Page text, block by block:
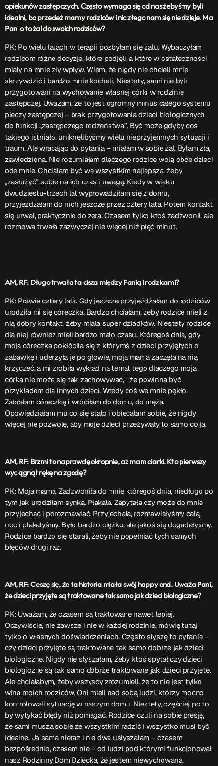
opiekunów zastępczych. Często wymaga się od nas żebyśmy byli
idealni, bo przecież mamy rodziców i nic złego nam się nie dzieje. Ma
Pani o to żal do swoich rodziców?
PK: Po wielu latach w terapii pozbyłam się żalu. Wybaczyłam
rodzicom różne decyzje, które podjęli, a które w ostateczności
miały na mnie zły wpływ. Wiem, że nigdy nie chcieli mnie
skrzywdzić i bardzo mnie kochali. Niestety, sami nie byli
przygotowani na wychowanie własnej córki w rodzinie
zastępczej. Uważam, że to jest ogromny minus całego systemu
pieczy zastępczej – brak przygotowania dzieci biologicznych
do funkcji „zastępczego rodzeństwa”. Być może gdyby coś
takiego istniało, uniknęlibyśmy wielu nieprzyjemnych sytuacji i
traum. Ale wracając do pytania – miałam w sobie żal. Byłam zła,
zawiedziona. Nie rozumiałam dlaczego rodzice wolą obce dzieci
ode mnie. Chciałam być we wszystkim najlepsza, żeby
„zasłużyć” sobie na ich czas i uwagę. Kiedy w wieku
dwudziestu-trzech lat wyprowadziłam się z domu,
przyjeżdżałam do nich jeszcze przez cztery lata. Potem kontakt
się urwał, praktycznie do zera. Czasem tylko ktoś zadzwonił, ale
rozmowa trwała zazwyczaj nie więcej niż pięć minut.
AM, RF: Długo trwała ta cisza między Panią i rodzicami?
PK: Prawie cztery lata. Gdy jeszcze przyjeżdżałam do rodziców
urodziła mi się córeczka. Bardzo chciałam, żeby rodzice mieli z
nią dobry kontakt, żeby miała super dziadków. Niestety rodzice
dla niej również mieli bardzo mało czasu. Któregoś dnia, gdy
moja córeczka pokłóciła się z którymś z dzieci przyjętych o
zabawkę i uderzyła je po głowie, moja mama zaczęła na nią
krzyczeć, a mi zrobiła wykład na temat tego dlaczego moja
córka nie może się tak zachowywać, i że powinna być
przykładem dla innych dzieci. Wtedy coś we mnie pękło.
Zabrałam córeczkę i wróciłam do domu, do męża.
Opowiedziałam mu co się stało i obiecałam sobie, że nigdy
więcej nie pozwolę, aby moje dzieci przeżywały to samo co ja.
AM, RF: Brzmi to naprawdę okropnie, aż mam ciarki. Kto pierwszy
wyciągnął rękę na zgodę?
PK: Moja mama. Zadzwoniła do mnie któregoś dnia, niedługo po
tym jak urodziłam synka. Płakała. Zapytała czy może do mnie
przyjechać i porozmawiać. Przyjechała, rozmawiałyśmy całą
noc i płakałyśmy. Było bardzo ciężko, ale jakoś się dogadałyśmy.
Rodzice bardzo się starali, żeby nie popełniać tych samych
błędów drugi raz.
AM, RF: Cieszę się, że ta historia miała swój happy end. Uważa Pani,
że dzieci przyjęte są traktowane tak samo jak dzieci biologiczne?
PK: Uważam, że czasem są traktowane nawet lepiej.
Oczywiście, nie zawsze i nie w każdej rodzinie, mówię tutaj
tylko o własnych doświadczeniach. Często słyszę to pytanie –
czy dzieci przyjęte są traktowane tak samo dobrze jak dzieci
biologiczne. Nigdy nie słyszałam, żeby ktoś spytał czy dzieci
biologiczne są tak samo dobrze traktowane jak dzieci przyjęte.
Ale chciałabym, żeby wszyscy zrozumieli, że to nie jest tylko
wina moich rodziców. Oni mieli nad sobą ludzi, którzy mocno
kontrolowali sytuację w naszym domu. Niestety, częściej po to
by wytykać błędy niż pomagać. Rodzice czuli na sobie presję,
że sami muszą sobie ze wszystkim radzić i wszystko musi być
idealne. Ja sama nieraz i nie dwa usłyszałam – czasem
bezpośrednio, czasem nie – od ludzi pod którymi funkcjonował
nasz Rodzinny Dom Dziecka, że jestem niewychowana,